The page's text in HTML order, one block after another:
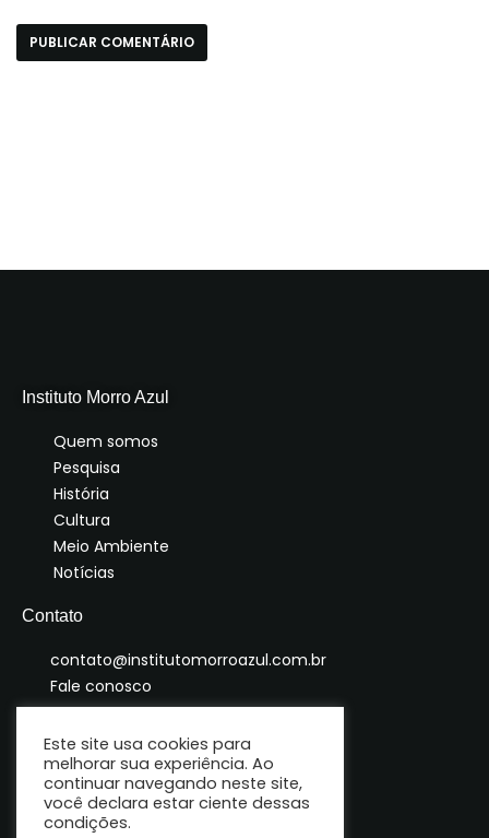
Instituto Morro Azul
Quem somos
Pesquisa
História
Cultura
Meio Ambiente
Notícias
Contato
contato@institutomorroazul.com.br
Fale conosco
Este site usa cookies para
melhorar sua experiência. Ao
continuar navegando neste site,
você declara estar ciente dessas
condições.